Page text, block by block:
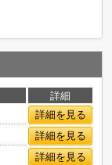
詳細
詳細を見る
詳細を見る
詳細を見る